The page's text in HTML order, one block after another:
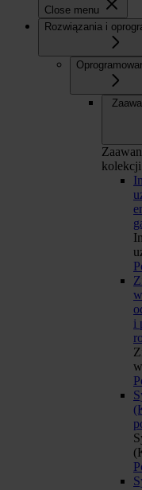
Close menu
Rozwiązania i
i